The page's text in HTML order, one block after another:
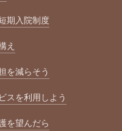
期入院制度
え
を減らそう
スを利用しよう
を望んだら